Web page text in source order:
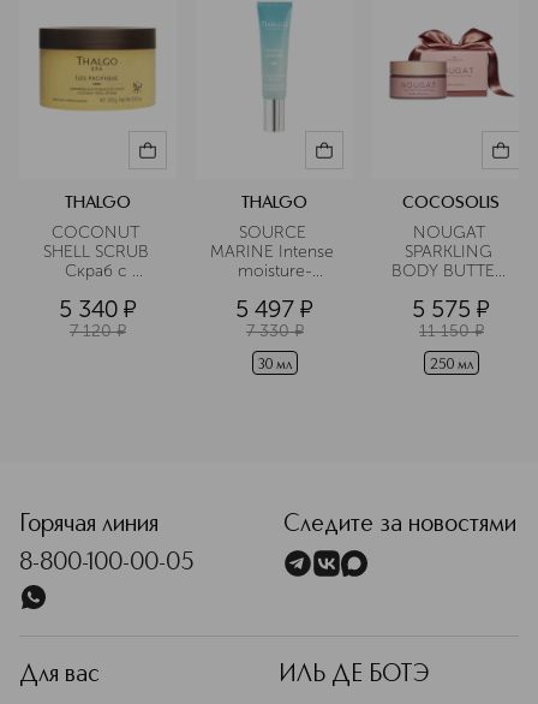
THALGO
COCONUT
SHELL SCRUB
Cкраб с
скорлупы
кокоса
5 340 ¤
7 120 ¤
THALGO
SOURCE
MARINE Intense
moisture-
serum
Интенсивная
увлажняющая
сыворотка
5 497 ¤
7 330 ¤
30 мл
COCOSOLIS
NOUGAT
SPARKLING
BODY BUTTER
с эффектом
сияния
5 575 ¤
11 150 ¤
250 мл
Горячая линия
8-800-100-00-05
Следите за новостями
Для вас ИЛЬ ДЕ БОТЭ